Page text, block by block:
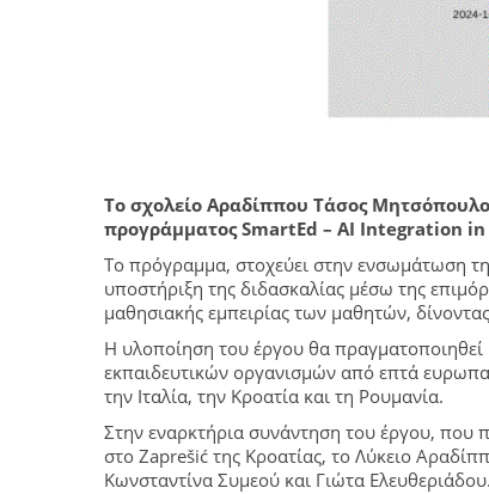
Το σχολείο Αραδίππου Τάσος
προγράμματος SmartEd – AI Integration in
Το πρόγραμμα, στοχεύει στην ενσωμάτωση
υποστήριξη της διδασκαλίας μέσω της
μαθησιακής εμπειρίας των μαθητών,
Η υλοποίηση του έργου θα
εκπαιδευτικών οργανισμών από επτά
την Ιταλία, την Κροατία και τη Ρουμανία.
Στην εναρκτήρια συνάντηση του έργου, που
στο Zaprešić της Κροατίας, το Λύκειο
Κωνσταντίνα Συμεού και Γιώτα Ελευθεριάδου.